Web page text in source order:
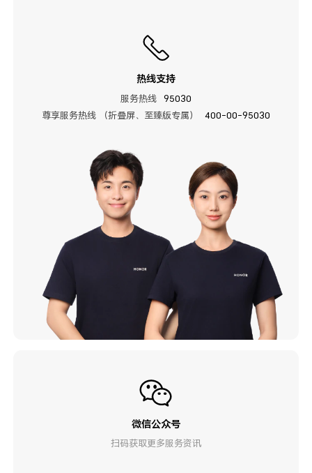
热线支持
服务热线
95030
尊享服务热线 （折叠屏、至臻版专属）
400-00-95030
微信公众号
扫码获取更多服务资讯